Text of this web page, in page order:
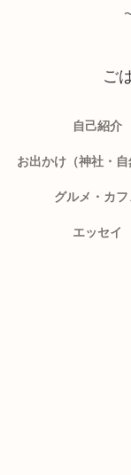
ご
自己紹介
お出かけ（神社・
グルメ・カフ
エッセイ